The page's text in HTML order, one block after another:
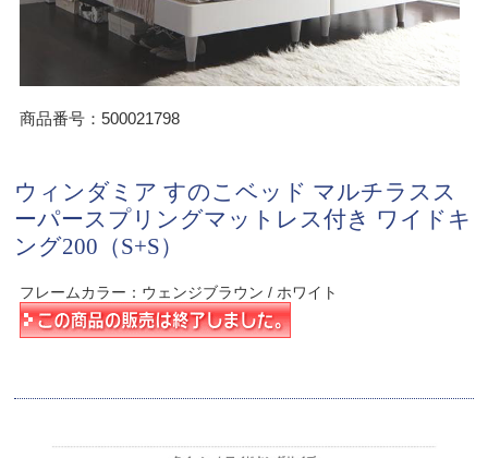
商品番号：500021798
ウィンダミア すのこベッド マルチラスス
ーパースプリングマットレス付き ワイドキ
ング200（S+S）
フレームカラー：ウェンジブラウン / ホワイト